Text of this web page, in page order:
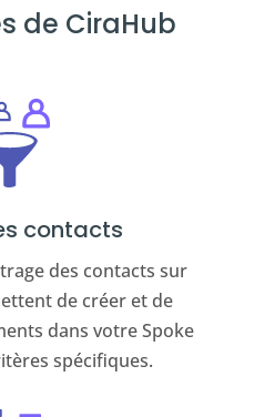
de CiraHub
contacts
des contacts sur
de créer et de
dans votre Spoke
spécifiques.